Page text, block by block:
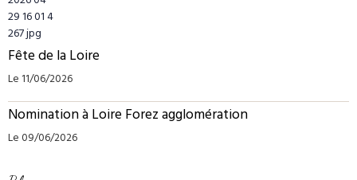
Fête de la Loire
Le 11/06/2026
Nomination à Loire Forez agglomération
Le 09/06/2026